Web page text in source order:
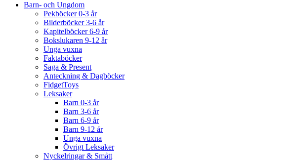
Barn- och Ungdom
Pekböcker 0-3 år
Bilderböcker 3-6 år
Kapitelböcker 6-9 år
Bokslukaren 9-12 år
Unga vuxna
Faktaböcker
Saga & Present
Anteckning & Dagböcker
FidgetToys
Leksaker
Barn 0-3 år
Barn 3-6 år
Barn 6-9 år
Barn 9-12 år
Unga vuxna
Övrigt Leksaker
Nyckelringar & Smått